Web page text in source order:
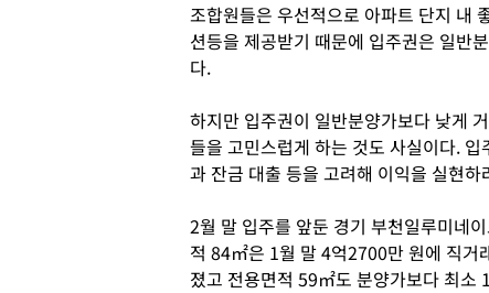
조합원들은 우선적으로 아파트 단지 내
션등을 제공받기 때문에 입주권은 일반
다.
하지만 입주권이 일반분양가보다 낮게
들을 고민스럽게 하는 것도 사실이다.
과 잔금 대출 등을 고려해 이익을 실현하
2월 말 입주를 앞둔 경기 부천일루미네
적 84㎡은 1월 말 4억2700만 원에 직거
졌고 전용면적 59㎡도 분양가보다 최소